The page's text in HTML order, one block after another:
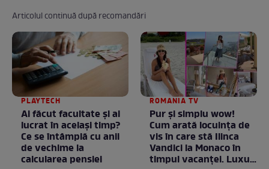
Articolul continuă după recomandări
PLAYTECH
Ai făcut facultate și ai
lucrat în același timp?
Ce se întâmplă cu anii
de vechime la
calcularea pensiei
ROMANIA TV
Pur și simplu wow!
Cum arată locuința de
vis în care stă Ilinca
Vandici la Monaco în
timpul vacanței. Luxul